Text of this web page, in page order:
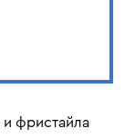
фристайла